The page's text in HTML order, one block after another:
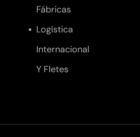
Fábricas
Logística
Internacional
Y Fletes